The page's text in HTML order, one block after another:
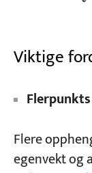
Viktige
Flere
egenvekt og